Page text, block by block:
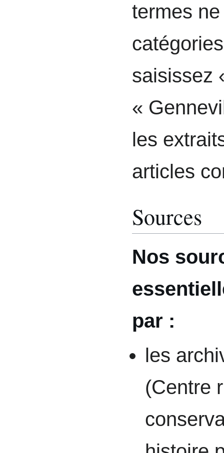
termes
saisissez
«
les
articles
Sources
Nos
par :
les
(Centre